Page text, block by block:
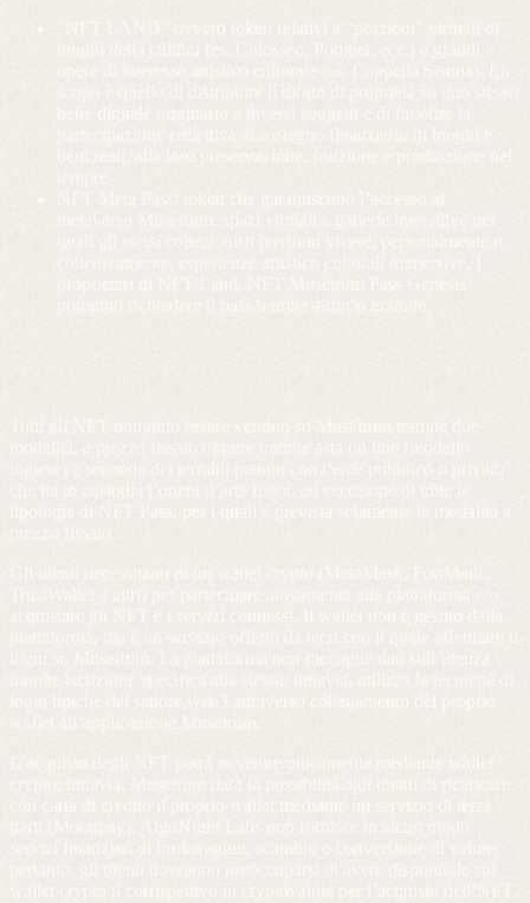
"NFT LAND" ovvero token relativi a “porzioni” virtuali di
luoghi della cultura (es. Colosseo, Pompei, ecc.) e grandi
opere di interesse artistico culturale (es. Cappella Sistina). Lo
scopo è quello di distribuire il diritto di proprietà su uno stesso
bene digitale originario a diversi soggetti e di favorire la
partecipazione collettiva al sostegno finanziario di luoghi e
beni reali, alla loro preservazione, fruizione e promozione nel
tempo;
NFT Meta Pass: token che garantiscono l’accesso al
metaverso Museirum: spazi virtuali e gallerie interattive nei
quali gli stessi collezionisti possono vivere, personalmente o
collettivamente, esperienze artistico culturali immersive. I
proprietari di NFT Land, NFT Museirum Pass Genesis
potranno richiedere il pass tramite airdrop gratuito.
Tutti gli NFT potranno essere venduti su Museirum tramite due
modalità, a prezzo fissato oppure tramite asta on line (modello
inglese) a seconda dei termini pattuiti con l’ente pubblico o privato
che ha in custodia l’opera d’arte fisica, ad eccezione di tutte le
tipologie di NFT Pass, per i quali è prevista solamente la modalità a
prezzo fissato.
Gli utenti necessitano di un wallet crypto (MetaMask, FortMatic,
TrustWallet e altri) per partecipare attivamente alla piattaforma e/o
acquistare gli NFT e i servizi connessi. Il wallet non è gestito dalla
piattaforma, ma è un servizio offerto da terzi con il quale effettuare il
login su Museirum. La piattaforma non raccoglie dati sull’utenza
tramite iscrizione specifica alla stessa; tuttavia, utilizza le tecniche di
login tipiche del settore web3 attraverso collegamento del proprio
wallet all’applicazione Museirum.
L’acquisto degli NFT potrà avvenire unicamente mediante wallet
crypto; tuttavia, Museirum darà la possibilità agli utenti di ricaricare
con carta di credito il proprio wallet mediante un servizio di terze
parti (Moonpay). AlgoNight Labs non fornisce in alcun modo
servizi finanziari di brokeraggio, scambio o conversione di valute;
pertanto, gli utenti dovranno preoccuparsi di avere disponibile sul
wallet crypto il corrispettivo in cryptovalute per l’acquisto dell’NFT.